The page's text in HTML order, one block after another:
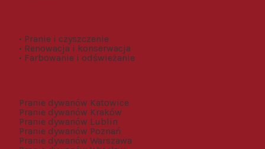
• Pranie i czyszczenie
• Renowacja i konserwacja
• Farbowanie i odświeżanie
Pranie dywanów Katowice
Pranie dywanów Kraków
Pranie dywanów Lublin
Pranie dywanów Poznań
Pranie dywanów Warszawa